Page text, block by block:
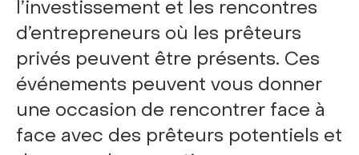
l’investissement et les rencontres
d’entrepreneurs où les prêteurs
privés peuvent être présents. Ces
événements peuvent vous donner
une occasion de rencontrer face à
face avec des prêteurs potentiels et